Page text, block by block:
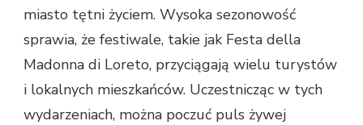
miasto tętni życiem. Wysoka sezonowość
sprawia, że festiwale, takie jak Festa della
Madonna di Loreto, przyciągają wielu turystów
i lokalnych mieszkańców. Uczestnicząc w tych
wydarzeniach, można poczuć puls żywej